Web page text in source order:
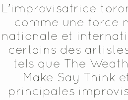
L'improvisatrice
comme une force
nationale et
certains des
tels que The
Make Say Think
principales